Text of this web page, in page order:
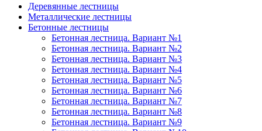
Деревянные лестницы
Металлические лестницы
Бетонные лестницы
Бетонная лестница. Вариант №1
Бетонная лестница. Вариант №2
Бетонная лестница. Вариант №3
Бетонная лестница. Вариант №4
Бетонная лестница. Вариант №5
Бетонная лестница. Вариант №6
Бетонная лестница. Вариант №7
Бетонная лестница. Вариант №8
Бетонная лестница. Вариант №9